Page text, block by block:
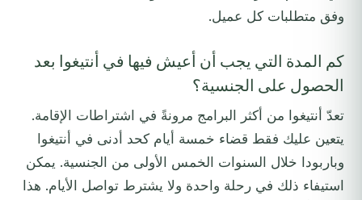
وفق متطلبات كل عميل.
كم المدة التي يجب أن أعيش فيها في أنتيغوا بعد
الحصول على الجنسية؟
تعدّ أنتيغوا من أكثر البرامج مرونةً في اشتراطات الإقامة.
يتعين عليك فقط قضاء خمسة أيام كحد أدنى في أنتيغوا
وباربودا خلال السنوات الخمس الأولى من الجنسية. يمكن
استيفاء ذلك في رحلة واحدة ولا يشترط تواصل الأيام. هذا